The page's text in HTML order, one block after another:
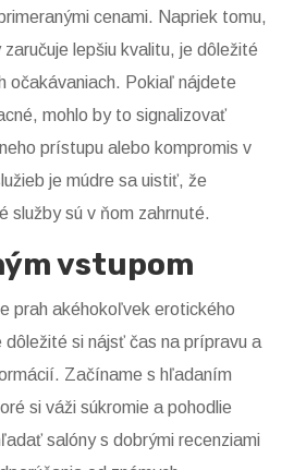
cenami. Napriek tomu,
lepšiu kvalitu, je dôležité
očakávaniach. Pokiaľ nájdete
mohlo by to signalizovať
prístupu alebo kompromis v
je múdre sa uistiť, že
služby sú v ňom zahrnuté.
vstupom
prah akéhokoľvek erotického
dôležité si nájsť čas na prípravu a
Začíname s hľadaním
si váži súkromie a pohodlie
salóny s dobrými recenziami